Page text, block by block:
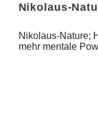
Nikolaus-
Nikolaus-Nature;
mehr mentale